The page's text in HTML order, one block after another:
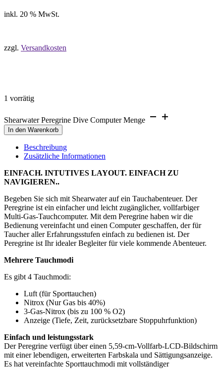
inkl. 20 % MwSt.
zzgl. Versandkosten
1 vorrätig
Shearwater Peregrine Dive Computer Menge
In den Warenkorb
Beschreibung
Zusätzliche Informationen
EINFACH. INTUTIVES LAYOUT. EINFACH ZU
NAVIGIEREN..
Begeben Sie sich mit Shearwater auf ein Tauchabenteuer. Der
Peregrine ist ein einfacher und leicht zugänglicher, vollfarbiger
Multi-Gas-Tauchcomputer. Mit dem Peregrine haben wir die
Bedienung vereinfacht und einen Computer geschaffen, der für
Taucher aller Erfahrungsstufen einfach zu bedienen ist. Der
Peregrine ist Ihr idealer Begleiter für viele kommende Abenteuer.
Mehrere Tauchmodi
Es gibt 4 Tauchmodi:
Luft (für Sporttauchen)
Nitrox (Nur Gas bis 40%)
3-Gas-Nitrox (bis zu 100 % O2)
Anzeige (Tiefe, Zeit, zurücksetzbare Stoppuhrfunktion)
Einfach und leistungsstark
Der Peregrine verfügt über einen 5,59-cm-Vollfarb-LCD-Bildschirm
mit einer lebendigen, erweiterten Farbskala und Sättigungsanzeige.
Es hat vereinfachte Sporttauchmodi mit vollständiger